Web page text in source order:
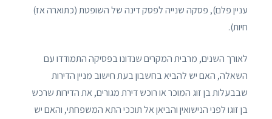
עניין פלם), פסקה שנייה לפסק דינה של השופטת (כתוארה אז)
חיות).
לאורך השנים, מרבית המקרים שנדונו בפסיקה התמודדו עם
השאלה, האם יש להביא בחשבון בעת חישוב מניין הדירות
שבבעלות בן זוג המוכר או רוכש דירת מגורים, את הדירות שרכש
בן זוגו לפני הנישואין והביאן אל תוככי התא המשפחתי, והאם יש